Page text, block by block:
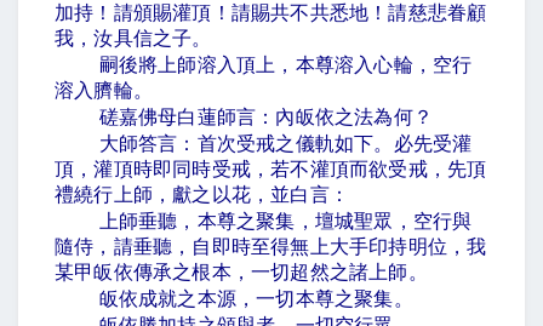
加持！請頒賜灌頂！請賜共不共悉地！請慈悲眷顧
我，汝具信之子。
嗣後將上師溶入頂上，本尊溶入心輪，空行
溶入臍輪。
磋嘉佛母白蓮師言：內皈依之法為何？
大師答言：首次受戒之儀軌如下。必先受灌
頂，灌頂時即同時受戒，若不灌頂而欲受戒，先頂
禮繞行上師，獻之以花，並白言：
上師垂聽，本尊之聚集，壇城聖眾，空行與
隨侍，請垂聽，自即時至得無上大手印持明位，我
某甲皈依傳承之根本，一切超然之諸上師。
皈依成就之本源，一切本尊之聚集。